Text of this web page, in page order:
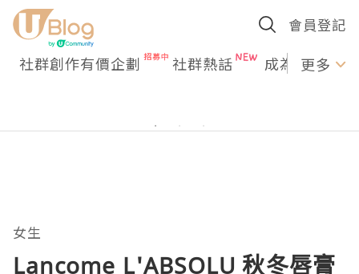
會員登記
社群創作有價企劃 社群熱話 成為U更多
女生
Lancome L'ABSOLU 秋冬唇膏